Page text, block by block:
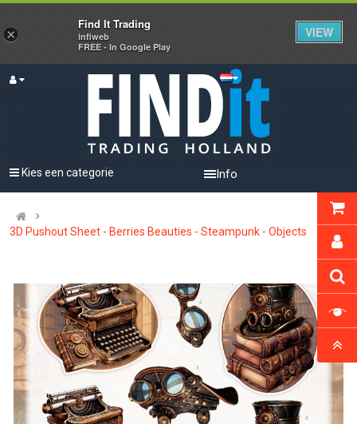
Info
Kies een categorie
3D Pushout Sheet - Berries Beauties - Steampunk - Objects
×
Find It Trading
infiweb
FREE - In Google Play
VIEW